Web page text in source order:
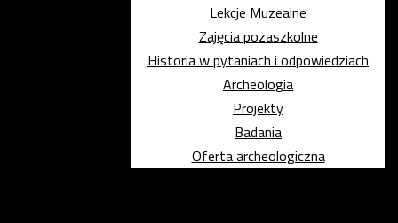
Lekcje Muzealne
Zajęcia pozaszkolne
Historia w pytaniach i odpowiedziach
Archeologia
Projekty
Badania
Oferta archeologiczna